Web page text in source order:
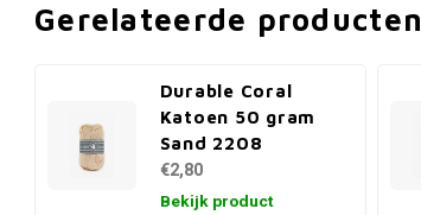
Gerelateerde producten
Durable Coral
Katoen 50 gram
Sand 2208
€2,80
Bekijk product